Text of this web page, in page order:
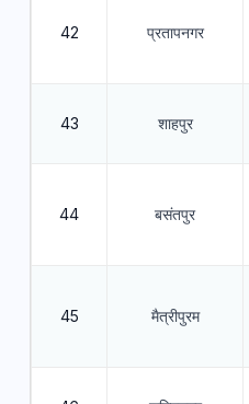
42 प्रतापनगर
43 शाहपुर
44 बसंतपुर
45 मैत्रीपुरम